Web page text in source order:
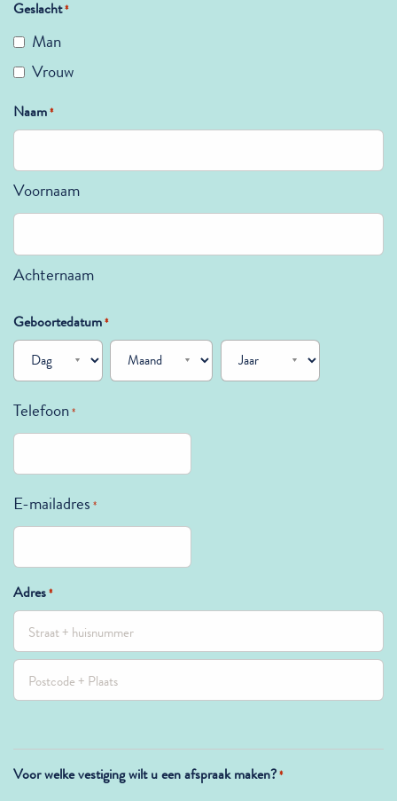
Geslacht*
Man
Vrouw
Naam*
Voornaam
Achternaam
Geboortedatum*
Dag Maand
Jaar
Telefoon*
E-mailadres *
Adres*
Straat
+
+
Plaats
Voor welke vestiging wilt u een afspraak maken?*